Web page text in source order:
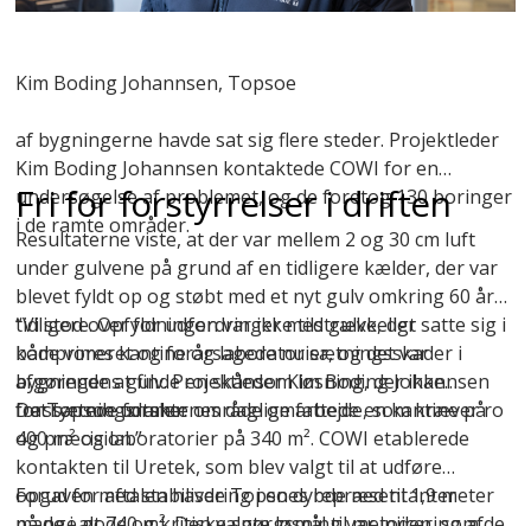
Kim Boding Johannsen, Topsoe
af bygningerne havde sat sig flere steder. Projektleder
Kim Boding Johannsen kontaktede COWI for en
undersøgelse af problemet, og de foretog 130 boringer
i de ramte områder.
Fri for forstyrrelser i driften
Resultaterne viste, at der var mellem 2 og 30 cm luft
under gulvene på grund af en tidligere kælder, der var
blevet fyldt op og støbt med et nyt gulv omkring 60 år
tidligere. Opfyldningen var ikke tilstrækkeligt
komprimeret og forårsagede nu sætningsskader i
bygningens gulv. Projektleder Kim Boding Johannsen
fra Topsoe udtaler:
“Vi stod over for udfordringer med gulve, der satte sig i
både vores kantine og laboratorier, og det var
afgørende at finde en skånsom løsning, der ikke
forstyrrede forskernes daglige arbejde, som kræver ro
og præcision.”
Det sætningsramte område omfattede en kantine på
400 m² og laboratorier på 340 m². COWI etablerede
kontakten til Uretek, som blev valgt til at udføre
opgaven med stabilisering i en dybde ned til 1,9 meter
Forud for aftalen havde Topsoes repræsentanter